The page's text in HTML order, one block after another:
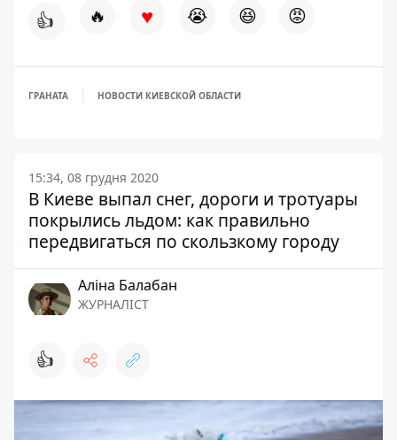
👍 🔥 ♥ 😭 😆 😡
ГРАНАТА НОВОСТИ КИЕВСКОЙ ОБЛАСТИ
15:34, 08 грудня 2020
В Киеве выпал снег, дороги и тротуары
покрылись льдом: как правильно
передвигаться по скользкому городу
Аліна Балабан
ЖУРНАЛІСТ
👍